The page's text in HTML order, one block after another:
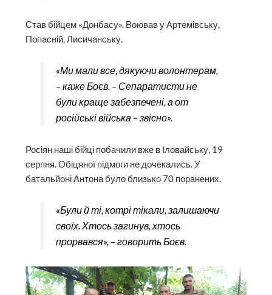
Став бійцем «Донбасу». Воював у Артемівську,
Попасній, Лисичанську.
«Ми мали все, дякуючи волонтерам,
– каже Боєв. – Сепаратисти не
були краще забезпечені, а от
російські війська – звісно».
Росіян наші бійці побачили вже в Іловайську, 19
серпня. Обіцяної підмоги не дочекались. У
батальйоні Антона було близько 70 поранених.
«Були й ті, котрі тікали, залишаючи
своїх. Хтось загинув, хтось
прорвався», – говорить Боєв.